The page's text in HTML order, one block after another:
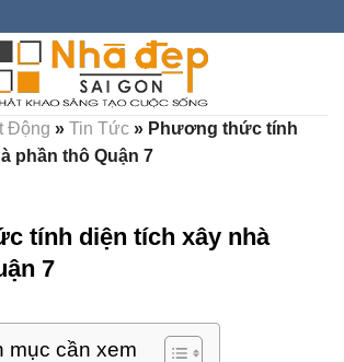
Động » Tin Tức » Phương thức tính
phần thô Quận 7
tính diện tích xây nhà
7
mục cần xem